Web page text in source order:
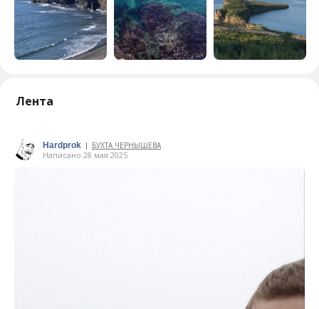
Лента
Hardprok | БУХТА ЧЕРНЫШЕВА
Написано 28 мая 2025